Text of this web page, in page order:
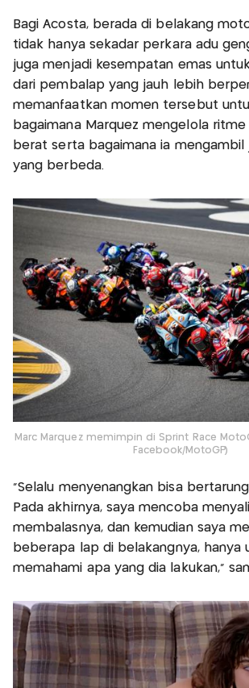
Bagi Acosta, berada di belakang
tidak hanya sekadar perkara adu
juga menjadi kesempatan emas
dari pembalap yang jauh lebih
memanfaatkan momen tersebut
bagaimana Marquez mengelola
berat serta bagaimana ia mengambil
yang berbeda.
Marc Marquez memimpin di Sprint Race
Facebook/MotoGP)
"Selalu menyenangkan bisa
Pada akhirnya, saya mencoba
membalasnya, dan kemudian saya
beberapa lap di belakangnya, hanya
memahami apa yang dia lakukan,”